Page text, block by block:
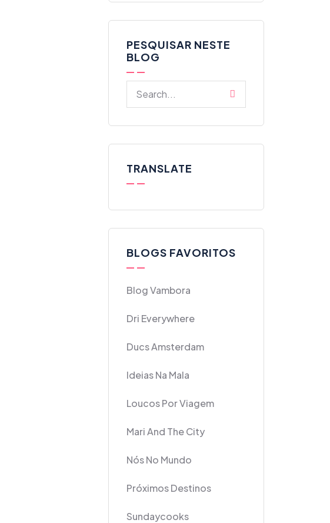
PESQUISAR NESTE
BLOG
TRANSLATE
BLOGS FAVORITOS
Blog Vambora
Dri Everywhere
Ducs Amsterdam
Ideias Na Mala
Loucos Por Viagem
Mari And The City
Nós No Mundo
Próximos Destinos
Sundaycooks